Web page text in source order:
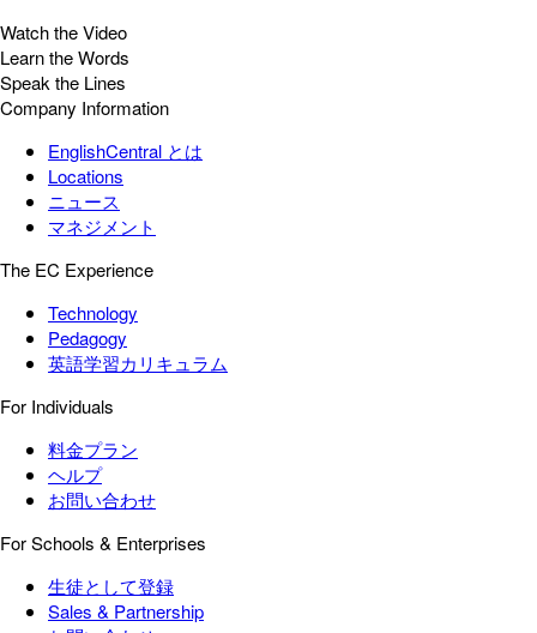
Watch the Video
Learn the Words
Speak the Lines
Company Information
EnglishCentral とは
Locations
ニュース
マネジメント
The EC Experience
Technology
Pedagogy
英語学習カリキュラム
For Individuals
料金プラン
ヘルプ
お問い合わせ
For Schools & Enterprises
生徒として登録
Sales & Partnership